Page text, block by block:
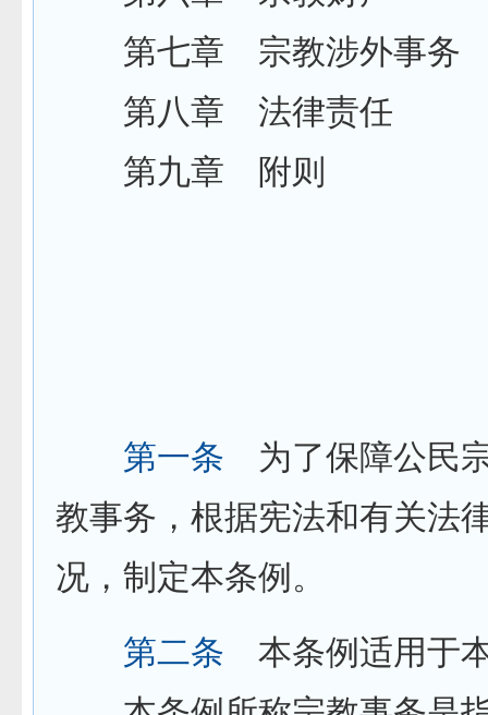
第七章 宗教涉外事务
第八章 法律责任
第九章 附则
第一条 为了保障公民
教事务，根据宪法和有关法
况，制定本条例。
第二条 本条例适用于